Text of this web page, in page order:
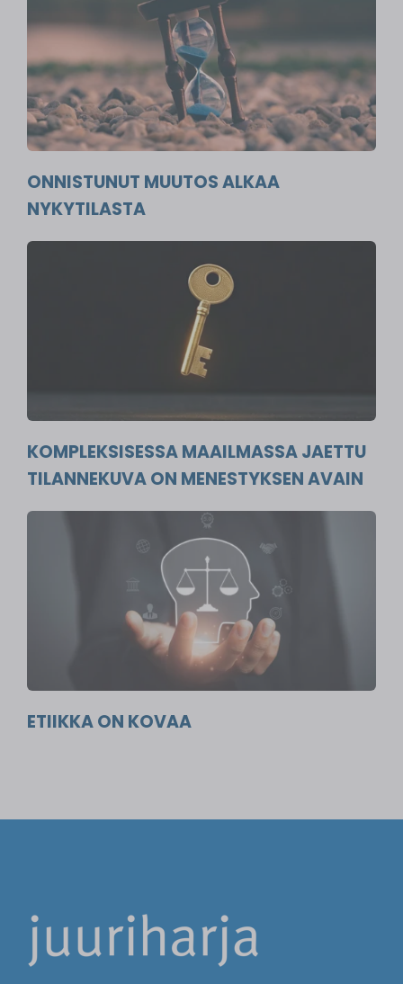
ONNISTUNUT MUUTOS ALKAA
NYKYTILASTA
KOMPLEKSISESSA MAAILMASSA JAETTU
TILANNEKUVA ON MENESTYKSEN AVAIN
ETIIKKA ON KOVAA